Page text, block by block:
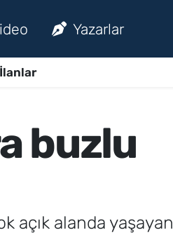
Yazarlar
buzlu
açık alanda yaşayan